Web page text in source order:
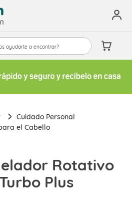
ayudarte a encontrar?
Cuidado Personal
el Cabello
Rotativo
Plus